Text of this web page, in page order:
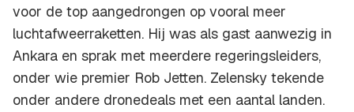
voor de top aangedrongen op vooral meer
luchtafweerraketten. Hij was als gast aanwezig in
Ankara en sprak met meerdere regeringsleiders,
onder wie premier Rob Jetten. Zelensky tekende
onder andere dronedeals met een aantal landen.